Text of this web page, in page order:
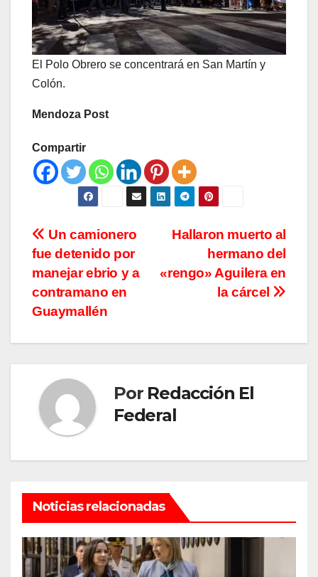
El Polo Obrero se concentrará en San Martín y
Colón.
Mendoza Post
Compartir
Navegación
de
entradas
Hallaron muerto al
hermano del
«rengo» Aguilera en
la cárcel
Un camionero
fue detenido por
manejar ebrio y a
contramano en
Guaymallén
Por Redacción El
Federal
Noticias relacionadas